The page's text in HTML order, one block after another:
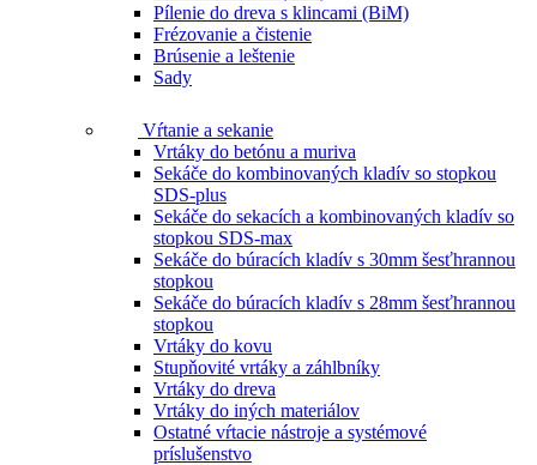
Pílenie do dreva s klincami (BiM)
Frézovanie a čistenie
Brúsenie a leštenie
Sady
Vŕtanie a sekanie
Vrtáky do betónu a muriva
Sekáče do kombinovaných kladív so stopkou
SDS-plus
Sekáče do sekacích a kombinovaných kladív so
stopkou SDS-max
Sekáče do búracích kladív s 30mm šesťhrannou
stopkou
Sekáče do búracích kladív s 28mm šesťhrannou
stopkou
Vrtáky do kovu
Stupňovité vrtáky a záhlbníky
Vrtáky do dreva
Vrtáky do iných materiálov
Ostatné vŕtacie nástroje a systémové
príslušenstvo